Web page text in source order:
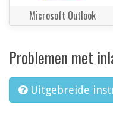
Microsoft Outlook
Problemen met
Uitgebreide